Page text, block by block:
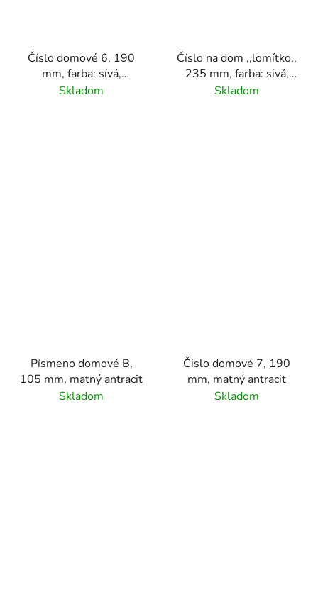
Číslo domové 6, 190
mm, farba: sívá,
materiál hliník
Skladom
Číslo na dom ,,lomítko,,
235 mm, farba: sivá,
materiál: hliník
Skladom
Písmeno domové B,
105 mm, matný antracit
Skladom
Čislo domové 7, 190
mm, matný antracit
Skladom